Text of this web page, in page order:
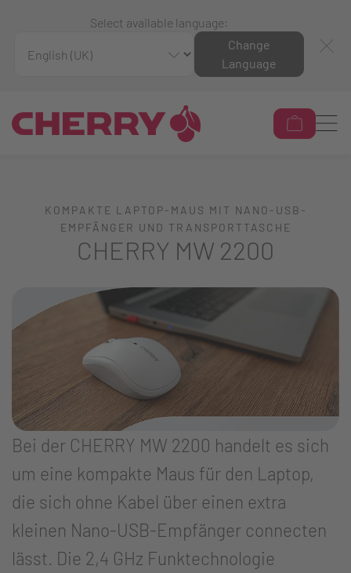
Select available language:
Change
Language
KOMPAKTE LAPTOP-MAUS MIT NANO-USB-
EMPFÄNGER UND TRANSPORTTASCHE
CHERRY MW 2200
Bei der CHERRY MW 2200 handelt es sich
um eine kompakte Maus für den Laptop,
die sich ohne Kabel über einen extra
kleinen Nano-USB-Empfänger connecten
lässt. Die 2,4 GHz Funktechnologie